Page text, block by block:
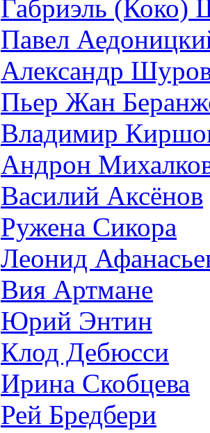
Габриэль (Коко)
Павел
Александр
Пьер Жан
Владимир
Андрон
Василий Аксёнов
Ружена Сикора
Леонид
Вия Артмане
Юрий Энтин
Клод Дебюсси
Ирина Скобцева
Рей Бредбери